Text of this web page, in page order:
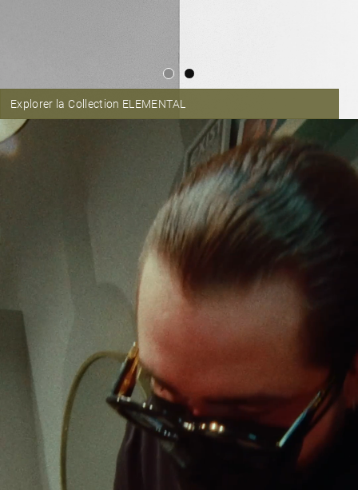
Explorer la Collection ELEMENTAL